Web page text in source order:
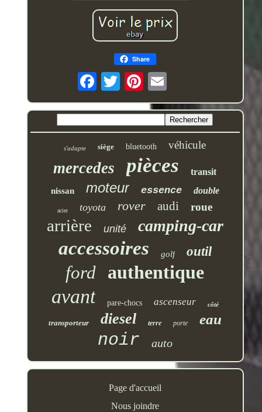
Share
s'adapte siège bluetooth véhicule
mercedes pièces transit
nissan moteur essence double
acier toyota rover audi roue
arrière unité camping-car
accessoires golf outil
ford authentique
avant pare-chocs ascenseur côté
transporteur diesel terre porte eau
noir auto
Page d'accueil
Nous joindre